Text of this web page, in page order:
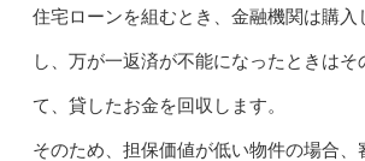
住宅ローンを組むとき、金融機関は購入
し、万が一返済が不能になったときはそ
て、貸したお金を回収します。
そのため、担保価値が低い物件の場合、